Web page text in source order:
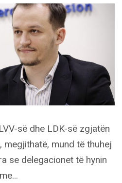
së dhe LDK-së zgjatën
mund të thuhej
se delegacionet të hynin